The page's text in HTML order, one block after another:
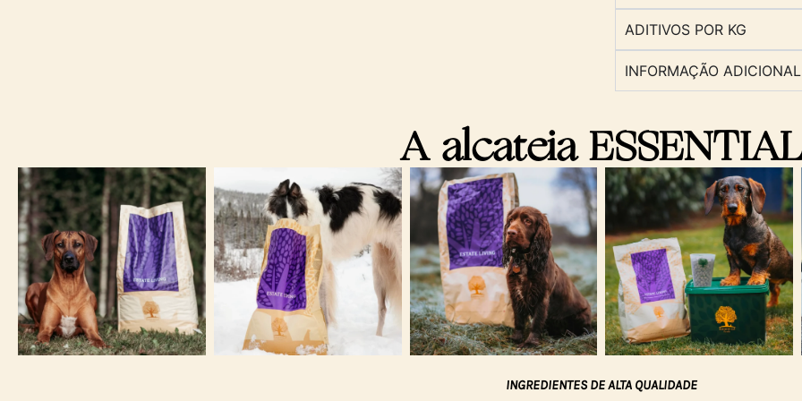
ADITIVOS POR KG
INFORMAÇÃO ADICIONAL
A alcateia
INGREDIENTES DE ALTA QUALIDADE